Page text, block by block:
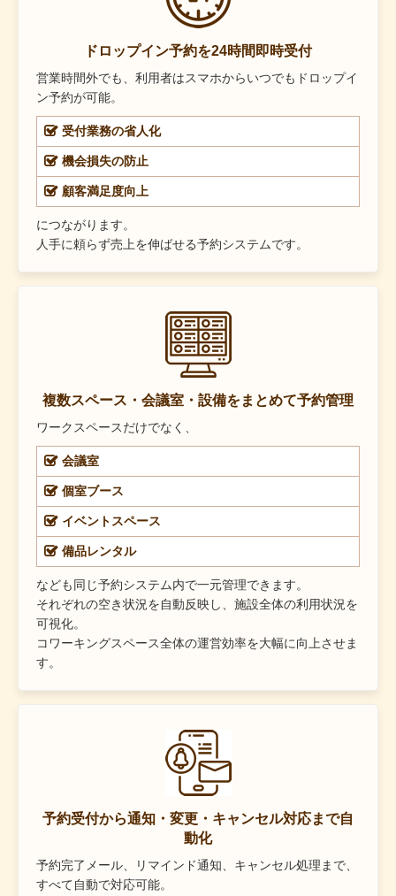
ドロップイン予約を24時間即時受付
営業時間外でも、利用者はスマホからいつでもドロップイ
ン予約が可能。
受付業務の省人化
機会損失の防止
顧客満足度向上
につながります。
人手に頼らず売上を伸ばせる予約システムです。
複数スペース・会議室・設備をまとめて予約管理
ワークスペースだけでなく、
会議室
個室ブース
イベントスペース
備品レンタル
なども同じ予約システム内で一元管理できます。
それぞれの空き状況を自動反映し、施設全体の利用状況を
可視化。
コワーキングスペース全体の運営効率を大幅に向上させま
す。
予約受付から通知・変更・キャンセル対応まで自
動化
予約完了メール、リマインド通知、キャンセル処理まで、
すべて自動で対応可能。